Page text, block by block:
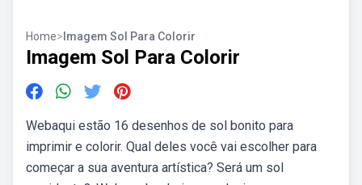
Home> Imagem Sol Para Colorir
Imagem Sol Para Colorir
Webaqui estão 16 desenhos de sol bonito para
imprimir e colorir. Qual deles você vai escolher para
começar a sua aventura artística? Será um sol